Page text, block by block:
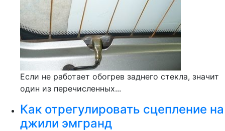
Если не работает обогрев заднего стекла, значит
один из перечисленных...
Как отрегулировать сцепление на
джили эмгранд